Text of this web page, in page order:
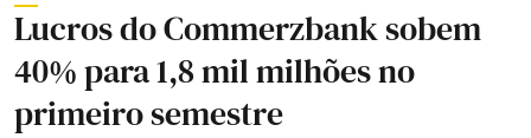
Lucros do Commerzbank sobem
40% para 1,8 mil milhões no
primeiro semestre